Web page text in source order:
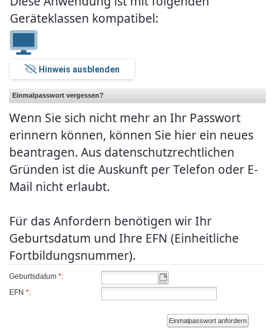
Geräteklassen kompatibel:
Hinweis ausblenden
Einmalpasswort vergessen?
Wenn Sie sich nicht mehr an Ihr Passwort
erinnern können, können Sie hier ein neues
beantragen. Aus datenschutzrechtlichen
Gründen ist die Auskunft per Telefon oder E-
Mail nicht erlaubt.
Für das Anfordern benötigen wir Ihr
Geburtsdatum und Ihre EFN (Einheitliche
Fortbildungsnummer).
Geburtsdatum *:
EFN *:
Einmalpasswort anfordern